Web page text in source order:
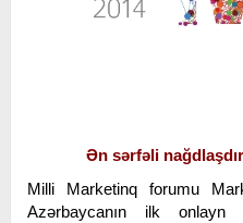
Ən sərfəli
Milli Marketinq forumu
Azərbaycanın ilk onlayn